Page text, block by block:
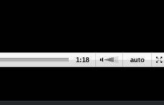
auto
1:18